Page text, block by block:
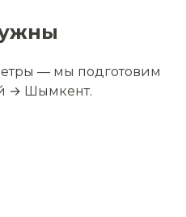
— мы подготовим
→ Шымкент.